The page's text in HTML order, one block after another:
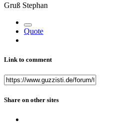
Gruß Stephan
Quote
Link to comment
Share on other sites